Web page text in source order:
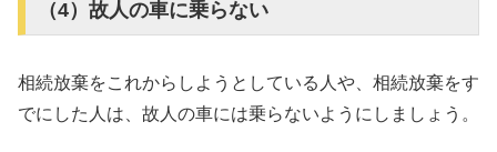
（4）故人の車に乗らない
相続放棄をこれからしようとしている人や、相続放棄をす
でにした人は、故人の車には乗らないようにしましょう。